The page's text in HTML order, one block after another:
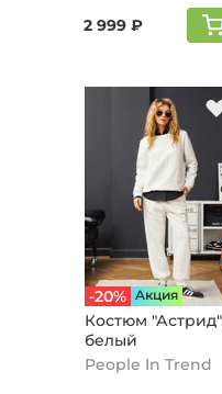
2 999 ₽
-20% Aкция
Костюм
белый
People In Trend